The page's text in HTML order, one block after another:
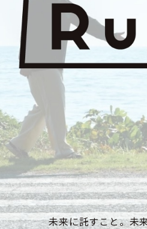
未来に託すこと。未